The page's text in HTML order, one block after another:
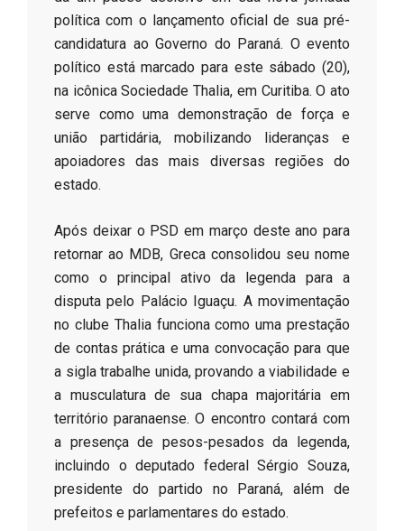
política com o lançamento oficial de sua pré-
candidatura ao Governo do Paraná. O evento
político está marcado para este sábado (20),
na icônica Sociedade Thalia, em Curitiba. O ato
serve como uma demonstração de força e
união partidária, mobilizando lideranças e
apoiadores das mais diversas regiões do
estado.
​Após deixar o PSD em março deste ano para
retornar ao MDB, Greca consolidou seu nome
como o principal ativo da legenda para a
disputa pelo Palácio Iguaçu. A movimentação
no clube Thalia funciona como uma prestação
de contas prática e uma convocação para que
a sigla trabalhe unida, provando a viabilidade e
a musculatura de sua chapa majoritária em
território paranaense. O encontro contará com
a presença de pesos-pesados da legenda,
incluindo o deputado federal Sérgio Souza,
presidente do partido no Paraná, além de
prefeitos e parlamentares do estado.